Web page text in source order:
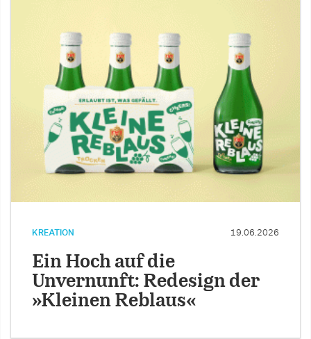
KREATION 19.06.2026
Ein Hoch auf die
Unvernunft: Redesign der
»Kleinen Reblaus«